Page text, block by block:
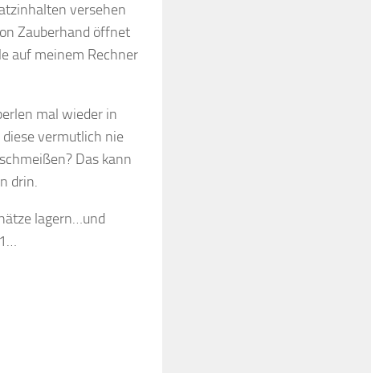
versehen
Zauberhand öffnet
auf meinem Rechner
mal wieder in
vermutlich nie
Das kann
drin.
lagern…und